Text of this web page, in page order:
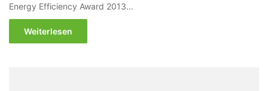
Energy Efficiency Award 2013…
Weiterlesen